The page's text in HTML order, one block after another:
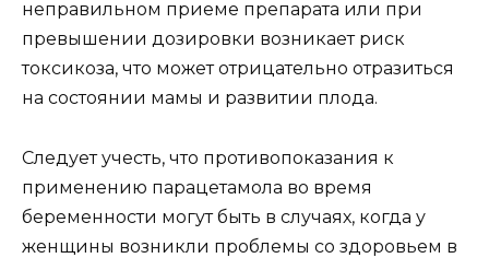
неправильном приеме препарата или при
превышении дозировки возникает риск
токсикоза, что может отрицательно отразиться
на состоянии мамы и развитии плода.
Следует учесть, что противопоказания к
применению парацетамола во время
беременности могут быть в случаях, когда у
женщины возникли проблемы со здоровьем в